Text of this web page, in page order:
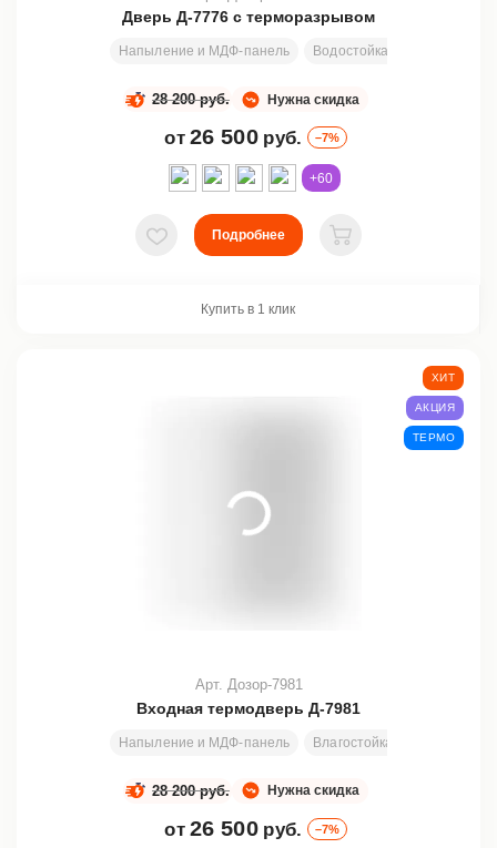
Дверь Д-7776 с терморазрывом
Напыление и МДФ-панель Водостойкая плита 12 мм +
Нужна скидка
28 200 руб.
от 26 500 руб. –7%
+60
В избранное
Подробнее
В корзину
Купить в 1 клик
Входная термодверь Д-7981
Напыление и МДФ-панель Влагостойкая фанера +
Арт. Дозор-7981
Нужна скидка
28 200 руб.
от 26 500 руб. –7%
ХИТ
АКЦИЯ
ТЕРМО